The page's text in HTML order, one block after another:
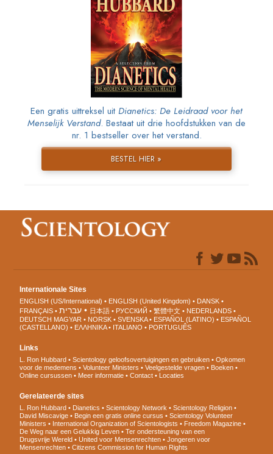
Een gratis uittreksel uitDianetics: De Leidraad voor het
Menselijk Verstand. Bestaat uit drie hoofdstukken van de
nr. 1 bestseller over het verstand.
BESTEL HIER »
Internationale Sites
ENGLISH (US/International) ENGLISH (United Kingdom)
DANSK
FRANÇAIS
עברית 日本語 РУССКИЙ 繁體中文
NEDERLANDS
DEUTSCH MAGYAR NORSK SVENSKA ESPAÑOL (LATINO)
ESPAÑOL
(CASTELLANO)
ΕΛΛΗΝΙΚA ITALIANO PORTUGUÊS
Links
L. Ron Hubbard Scientology geloofsovertuigingen en gebruiken
Opkomen
voor de medemens
Volunteer Ministers Veelgestelde vragen
Boeken
Online cursussen
Meer informatie Contact Locaties
Gerelateerde sites
L. Ron Hubbard Dianetics Scientology Network
Scientology Religion
David Miscavige
Begin een gratis online cursus
Scientology Volunteer
Ministers
International Organization of Scientologists
Freedom Magazine
De Weg naar een Gelukkig Leven
Ter ondersteuning van een
Drugsvrije Wereld
United voor Mensenrechten
Jongeren voor
Mensenrechten
Citizens Commission for Human Rights